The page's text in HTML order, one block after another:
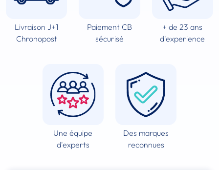
Livraison J+1
Chronopost
Paiement CB
sécurisé
+ de 23 ans
d'experience
Une équipe
d'experts
Des marques
reconnues